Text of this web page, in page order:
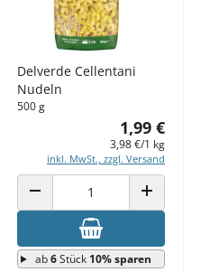
ERHÖHEN
Delverde Cellentani
Nudeln
500 g
1,99 €
3,98 €/1 kg
inkl. MwSt., zzgl. Versand
ANZAHL VERRINGERN ANZAHL
ab6Stück 10% sparen